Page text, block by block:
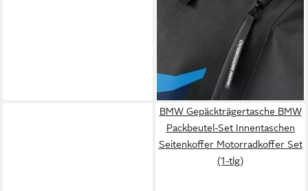
Tankrucksack BMW Motorrad
Rucksack Motorsport M
Perfomance Bag Backpack
74,99 €
lieferbar - in 2-3 Werktagen bei dir
BMW Gepäckträgertasche BMW
Packbeutel-Set Innentaschen
Seitenkoffer Motorradkoffer Set
(1-tlg)